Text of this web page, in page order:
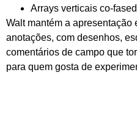
Arrays verticais co‑fased
Walt mantém a apresentação
anotações, com desenhos,
comentários de campo que
para quem gosta de